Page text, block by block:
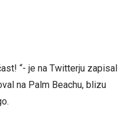
“- je na Twitterju zapisal
na Palm Beachu, blizu